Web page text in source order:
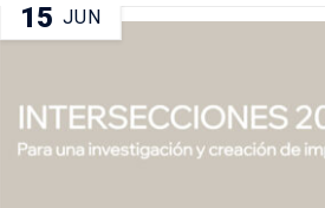
15 JUN